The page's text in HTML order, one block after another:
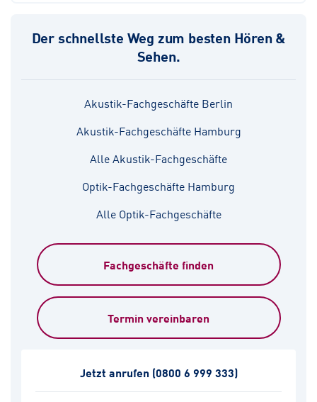
Der schnellste Weg zum besten Hören &
Sehen.
Akustik-Fachgeschäfte Berlin
Akustik-Fachgeschäfte Hamburg
Alle Akustik-Fachgeschäfte
Optik-Fachgeschäfte Hamburg
Alle Optik-Fachgeschäfte
Fachgeschäfte finden
Termin vereinbaren
Jetzt anrufen (0800 6 999 333)